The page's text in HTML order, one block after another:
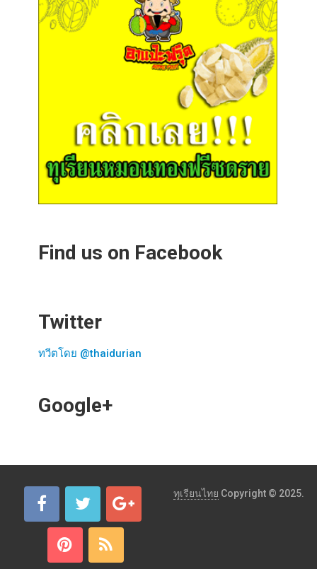
Find us on Facebook
Twitter
ทวีตโดย @thaidurian
Google+
ทุเรียนไทย Copyright © 2025.